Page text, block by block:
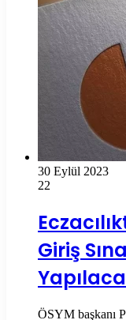
30 Eylül 2023
22
Giriş
ÖSYM başkanı